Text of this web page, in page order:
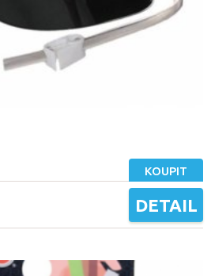
KOUPIT
DETAIL